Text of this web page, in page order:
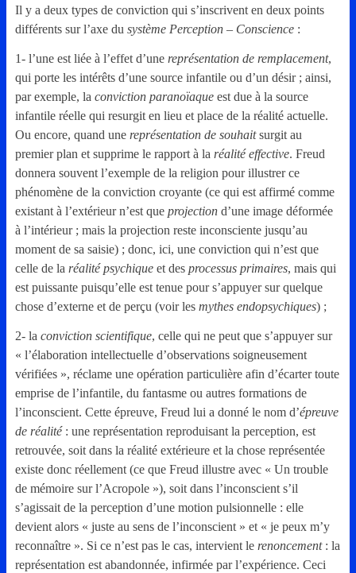
Il y a deux types de conviction qui s’inscrivent en deux points
différents sur l’axe du système Perception – Conscience:
1- l’une est liée à l’effet d’une représentation de remplacement,
qui porte les intérêts d’une source infantile ou d’un désir ; ainsi,
par exemple, la conviction paranoïaqueest due à la source
infantile réelle qui resurgit en lieu et place de la réalité actuelle.
Ou encore, quand une représentation de souhaitsurgit au
premier plan et supprime le rapport à la réalité effective. Freud
donnera souvent l’exemple de la religion pour illustrer ce
phénomène de la conviction croyante (ce qui est affirmé comme
existant à l’extérieur n’est que projectiond’une image déformée
à l’intérieur ; mais la projection reste inconsciente jusqu’au
moment de sa saisie) ; donc, ici, une conviction qui n’est que
celle de la réalité psychiqueet des processus primaires, mais qui
est puissante puisqu’elle est tenue pour s’appuyer sur quelque
chose d’externe et de perçu (voir les mythes endopsychiques) ;
2- la conviction scientifique, celle qui ne peut que s’appuyer sur
« l’élaboration intellectuelle d’observations soigneusement
vérifiées », réclame une opération particulière afin d’écarter toute
emprise de l’infantile, du fantasme ou autres formations de
l’inconscient. Cette épreuve, Freud lui a donné le nom d’épreuve
de réalité: une représentation reproduisant la perception, est
retrouvée, soit dans la réalité extérieure et la chose représentée
existe donc réellement (ce que Freud illustre avec « Un trouble
de mémoire sur l’Acropole »), soit dans l’inconscient s’il
s’agissait de la perception d’une motion pulsionnelle : elle
devient alors « juste au sens de l’inconscient » et « je peux m’y
reconnaître ». Si ce n’est pas le cas, intervient le renoncement: la
représentation est abandonnée, infirmée par l’expérience. Ceci